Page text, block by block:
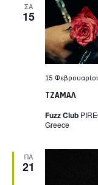
ΣΑ
15
TZAMAΛ
15
Fuzz Club
Greece
ΠΑ
21